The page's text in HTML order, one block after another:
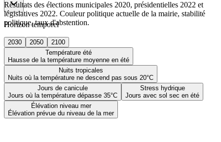
Horizon temporel
2030 2050
2100
Température été
Hausse de la température moyenne en été
Nuits tropicales
Nuits où la température ne descend pas sous 20°C
Jours de canicule
Jours où la température dépasse 35°C
Stress hydrique
Jours avec sol sec en été
Élévation niveau mer
Élévation prévue du niveau de la mer
Résultats des élections municipales 2020, présidentielles 2022 et
législatives 2022. Couleur politique actuelle de la mairie, stabilité
politique, taux d'abstention.